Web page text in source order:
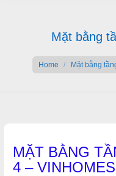
Mặt bằng
Home Mặt bằng
MẶT BẰNG
4 –